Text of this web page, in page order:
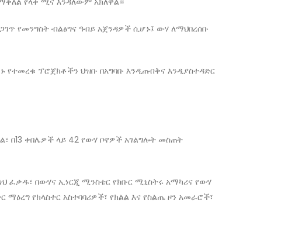
የመንግስት ብልፅግና ዓብይ አጀንዳዎች ሲሆኑ፤ ውሃ ለማህበረሰቡ
ፕሮጀክቶችን ህዝቡ በአግባቡ እንዲጠብቅና እንዲያስተዳድር
በ13 ቀበሌዎች ላይ 42 የውሃ ቦኖዎች አገልግሎት መስጠት
ፈቃዱ፣ በውሃና ኢነርጂ ሚንስቴር የክቡር ሚኒስትሩ አማካሪና የውሃ
የክላስተር አስተባባሪዎች፣ የክልል እና የስልጤ ዞን አመራሮች፣